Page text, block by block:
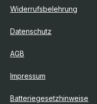
Widerrufsbelehrung
Datenschutz
AGB
Impressum
Batteriegesetzhinweise